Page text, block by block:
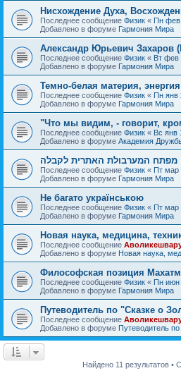
Нисхождение Духа,
Последнее сообщение Физик « Пн фев
Добавлено в форуме Гармония Мира
Александр Юрьевич Захаров
Последнее сообщение Физик « Вт фев
Добавлено в форуме Гармония Мира
Темно-белая материя, энергия
Последнее сообщение Физик « Пн янв
Добавлено в форуме Гармония Мира
"Что мы видим, - говорит,
Последнее сообщение Физик « Вс янв
Добавлено в форуме Академия
מפתח המערבולת האתרית לקבלה
Последнее сообщение Физик « Пт мар
Добавлено в форуме Гармония Мира
Не багато українською
Последнее сообщение Физик « Пт мар
Добавлено в форуме Гармония Мира
Новая наука, медицина,
Последнее сообщение
Добавлено в форуме Новая наука,
Философская позиция Махатм
Последнее сообщение Физик « Пн июн
Добавлено в форуме Гармония Мира
Путеводитель по "Сказке о
Последнее сообщение
Добавлено в форуме Путеводитель
Найдено 11 результатов •